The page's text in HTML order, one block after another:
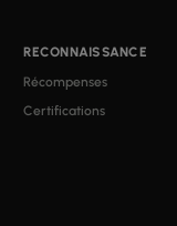
RECONNAISSANCE
Récompenses
Certifications